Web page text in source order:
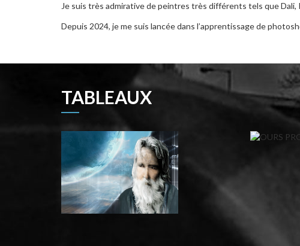
Je suis très admirative de peintres très différents tels que Dali,
Depuis 2024, je me suis lancée dans l’apprentissage de
TABLEAUX